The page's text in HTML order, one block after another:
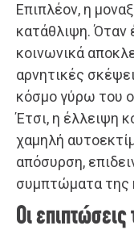
Επιπλέον, η
κατάθλιψη. Όταν
κοινωνικά
αρνητικές
κόσμο γύρω του
Έτσι, η έλλειψη
χαμηλή
απόσυρση,
συμπτώματα της
Οι επιπτώσεις